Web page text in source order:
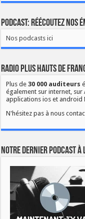
Podcast: Réécoutez nos
Nos podcasts ici
Radio Plus Hauts de
Plus de30 000 auditeurs
également sur internet,
applications ios et android
N'hésitez pas à nous
Notre dernier podcast à